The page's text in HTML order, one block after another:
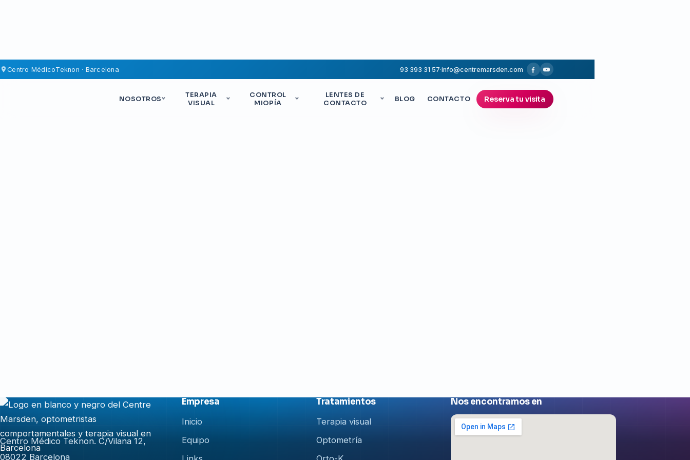
Centro MédicoTeknon · Barcelona 93 393 31 57·info@centremarsden.com
NOSOTROS
TERAPIA
VISUAL
CONTROL
MIOPÍA
LENTES DE
CONTACTO
BLOG CONTACTO Reserva tu visita
Centro Médico Teknon. C/Vilana 12,
08022 Barcelona
Empresa
Inicio
Equipo
Tratamientos
Terapia visual
Optometría
Nos encontramos en